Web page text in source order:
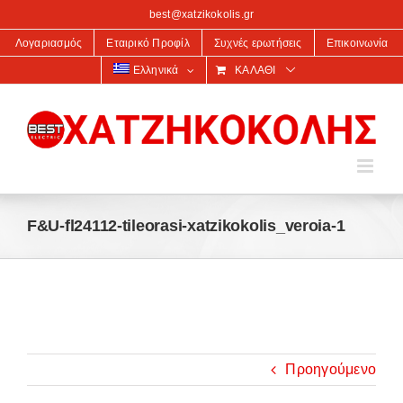
best@xatzikokolis.gr
Λογαριασμός Εταιρικό Προφίλ Συχνές ερωτήσεις Επικοινωνία
Ελληνικά ΚΑΛΆΘΙ
F&U-fl24112-tileorasi-xatzikokolis_veroia-1
Προηγούμενο